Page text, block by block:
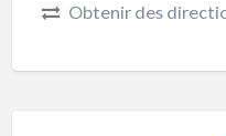
Obtenir des